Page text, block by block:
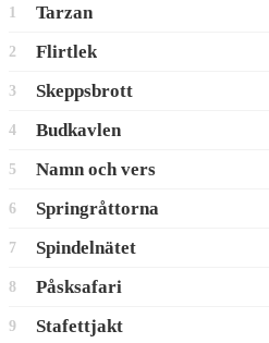
1 Tarzan
2 Flirtlek
3 Skeppsbrott
4 Budkavlen
5 Namn och vers
6 Springråttorna
7 Spindelnätet
8 Påsksafari
9 Stafettjakt